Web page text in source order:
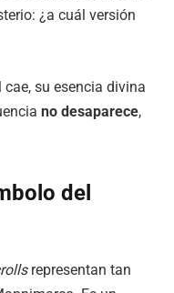
¿a cuál versión
su esencia divina
no desaparece,
del
representan tan